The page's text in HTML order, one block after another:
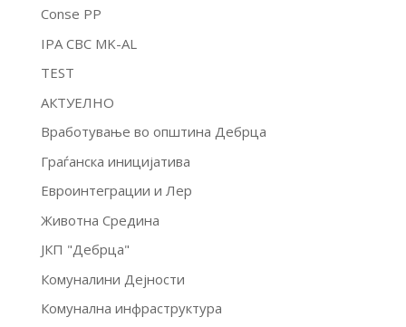
Conse PP
IPA CBC MK-AL
TEST
АКТУЕЛНО
Вработување во општина Дебрца
Граѓанска иницијатива
Евроинтеграции и Лер
Животна Средина
ЈКП "Дебрца"
Комуналини Дејности
Комунална инфраструктура